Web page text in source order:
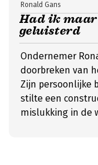
Had ik
geluisterd
Ronald Gans
Ondernemer
doorbreken van
Zijn persoonlijke
stilte een
mislukking in de